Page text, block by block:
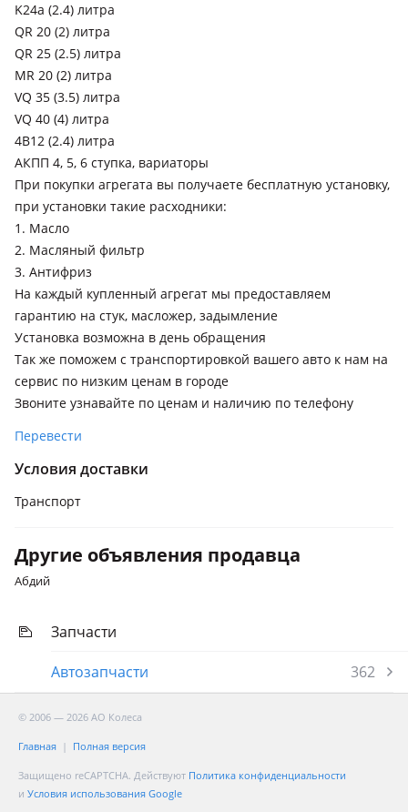
K24a (2.4) литра
QR 20 (2) литра
QR 25 (2.5) литра
MR 20 (2) литра
VQ 35 (3.5) литра
VQ 40 (4) литра
4B12 (2.4) литра
АКПП 4, 5, 6 ступка, вариаторы
При покупки агрегата вы получаете бесплатную установку,
при установки такие расходники:
1. Масло
2. Масляный фильтр
3. Антифриз
На каждый купленный агрегат мы предоставляем
гарантию на стук, масложер, задымление
Установка возможна в день обращения
Так же поможем с транспортировкой вашего авто к нам на
сервис по низким ценам в городе
Звоните узнавайте по ценам и наличию по телефону
Перевести
Условия доставки
Транспорт
Другие объявления продавца
Абдий
Запчасти
Автозапчасти
362
© 2006 — 2026 АО Колеса
Главная Полная версия
Защищено reCAPTCHA. Действуют Политика конфиденциальности
и Условия использования Google